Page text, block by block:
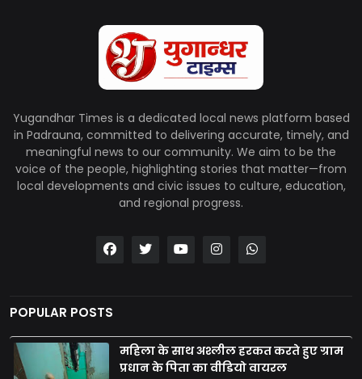
Yugandhar Times is a dedicated local news platform based
in Padrauna, committed to delivering accurate, timely, and
meaningful news to our community. We aim to be the
voice of the people, highlighting stories that matter—from
local developments and civic issues to culture, education,
and regional progress.
POPULAR POSTS
महिला के साथ अश्लील हरकत करते हुए ग्राम
प्रधान के पिता का वीडियो वायरल